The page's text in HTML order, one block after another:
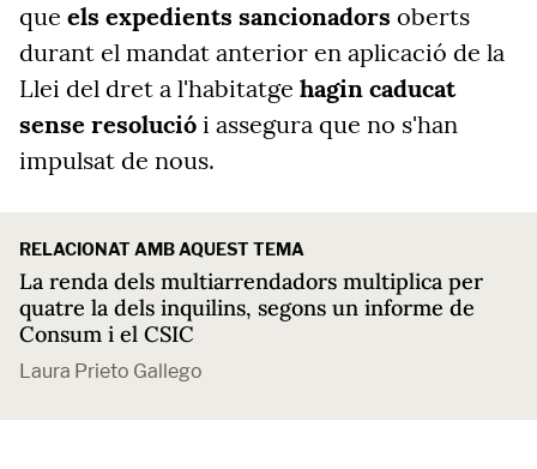
que els expedients sancionadors oberts
durant el mandat anterior en aplicació de la
Llei del dret a l'habitatge hagin caducat
sense resolució i assegura que no s'han
impulsat de nous.
RELACIONAT AMB AQUEST TEMA
La renda dels multiarrendadors multiplica per
quatre la dels inquilins, segons un informe de
Consum i el CSIC
Laura Prieto Gallego